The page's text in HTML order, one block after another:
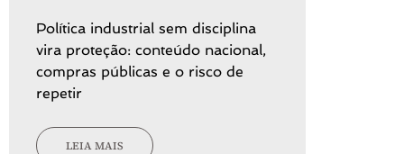
Política industrial sem disciplina
vira proteção: conteúdo nacional,
compras públicas e o risco de
repetir
LEIA MAIS